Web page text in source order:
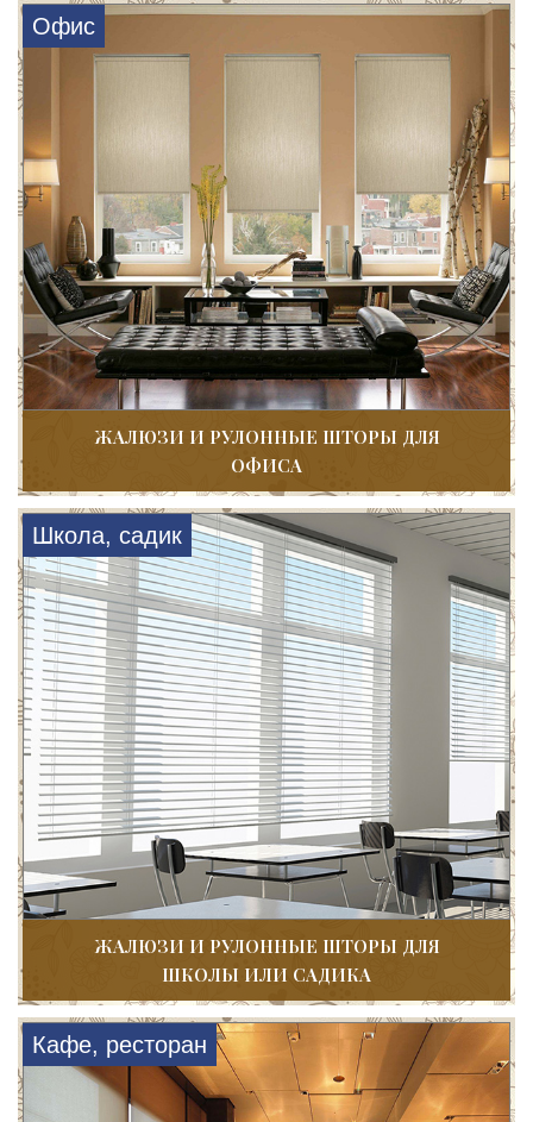
Офис
ЖАЛЮЗИ И РУЛОННЫЕ ШТОРЫ ДЛЯ
ОФИСА
Школа, садик
ЖАЛЮЗИ И РУЛОННЫЕ ШТОРЫ ДЛЯ
ШКОЛЫ ИЛИ САДИКА
Кафе, ресторан